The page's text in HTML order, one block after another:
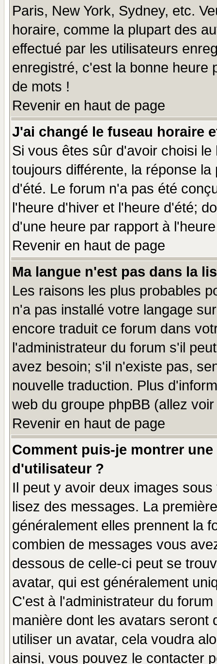
Paris, New York, Sydney, etc.
horaire, comme la plupart des
effectué par les utilisateurs
enregistré, c'est la bonne heure
de mots !
Revenir en haut de page
J'ai changé le fuseau horaire
Si vous êtes sûr d'avoir choisi
toujours différente, la réponse
d'été. Le forum n'a pas été
l'heure d'hiver et l'heure d'été;
d'une heure par rapport à
Revenir en haut de page
Ma langue n'est pas dans la
Les raisons les plus probables
n'a pas installé votre langage
encore traduit ce forum dans
l'administrateur du forum s'il
avez besoin; s'il n'existe pas,
nouvelle traduction. Plus
web du groupe phpBB (allez
Revenir en haut de page
Comment puis-je montrer
d'utilisateur ?
Il peut y avoir deux images
lisez des messages. La
généralement elles prennent la
combien de messages vous
dessous de celle-ci peut se
avatar, qui est généralement
C'est à l'administrateur du
manière dont les avatars seront
utiliser un avatar, cela voudra
ainsi, vous pouvez le contacter